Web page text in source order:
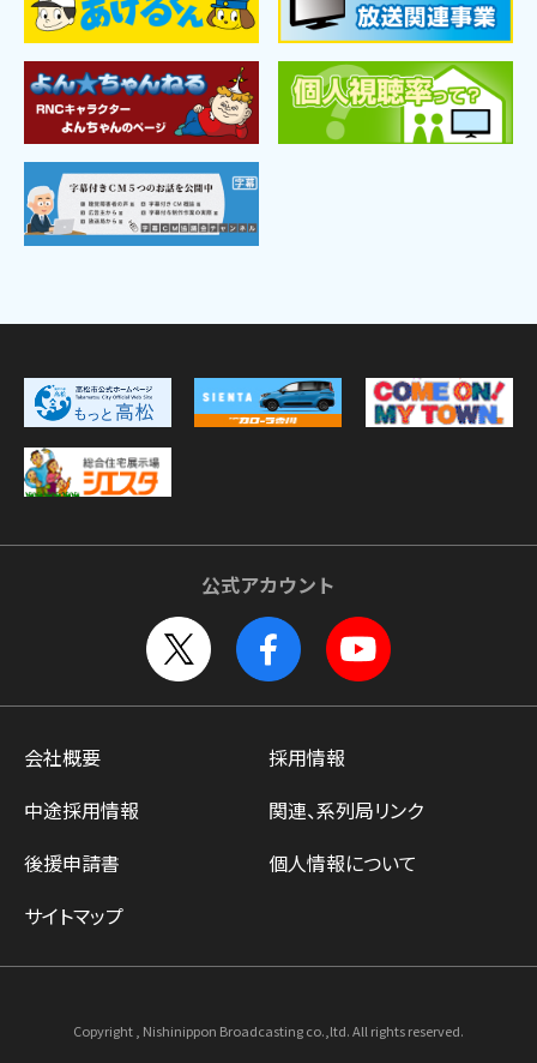
公式アカウント
会社概要
採用情報
中途採用情報
関連、系列局リンク
後援申請書
個人情報について
サイトマップ
Copyright , Nishinippon Broadcasting co.,ltd. All rights reserved.